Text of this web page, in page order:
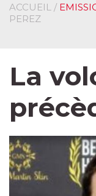
ACCUEIL /
PEREZ
La